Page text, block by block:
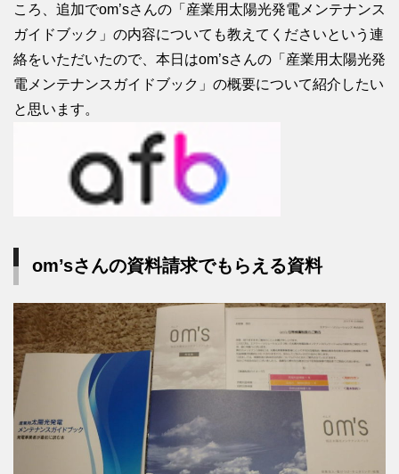
ころ、追加でom’sさんの「産業用太陽光発電メンテナンス
ガイドブック」の内容についても教えてくださいという連
絡をいただいたので、本日はom’sさんの「産業用太陽光発
電メンテナンスガイドブック」の概要について紹介したい
と思います。
om’sさんの資料請求でもらえる資料